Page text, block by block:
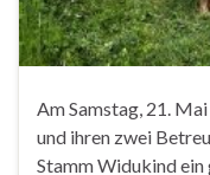
Am Samstag, 21.
und ihren zwei
Stamm Widukind